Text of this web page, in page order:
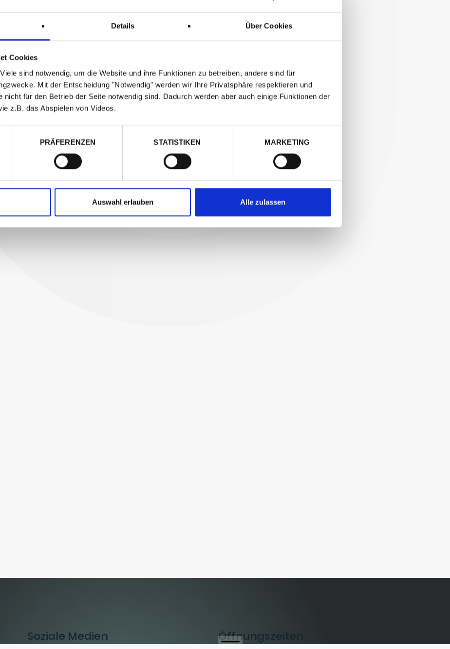
Details Über Cookies
Cookies
sind notwendig, um die Website und ihre Funktionen zu betreiben, andere sind für
Mit der Entscheidung "Notwendig" werden wir Ihre Privatsphäre respektieren und
nicht für den Betrieb der Seite notwendig sind. Dadurch werden aber auch einige Funktionen der
z.B. das Abspielen von Videos.
PRÄFERENZEN STATISTIKEN MARKETING
Auswahl erlauben Alle zulassen
Acetats und den
nochmal um
nichts für zarte
etwas Markanz
ZUM HERSTELLER ANPROBE VEREINBAREN →
Soziale Medien Öffnungszeiten